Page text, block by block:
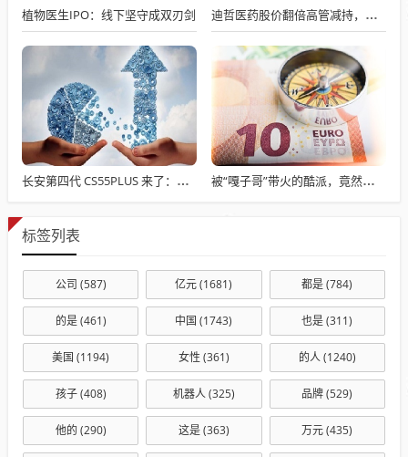
植物医生IPO：线下坚守成双刃剑 迪哲医药股价翻倍高管减持，累亏50亿何时能盈利？
长安第四代 CS55PLUS 来了：限时 7.89 万起，零重力座椅 + 1000 公里续航，家用 SUV 新标杆 被“嘎子哥”带火的酷派，竟然还在卖手机？
标签列表
公司 (587) 亿元(1681) 都是(784)
的是(461) 中国 (1743) 也是(311)
美国 (1194) 女性 (361) 的人(1240)
孩子(408) 机器人(325) 品牌(529)
他的 (290) 这是(363) 万元(435)